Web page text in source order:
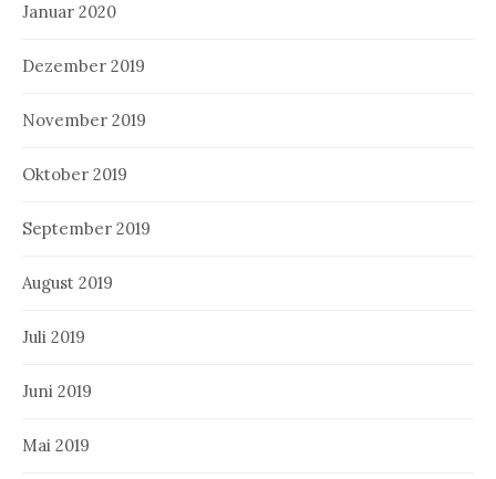
Januar 2020
Dezember 2019
November 2019
Oktober 2019
September 2019
August 2019
Juli 2019
Juni 2019
Mai 2019